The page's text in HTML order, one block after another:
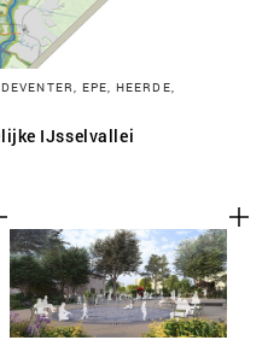
EPE, HEERDE,
IJsselvallei